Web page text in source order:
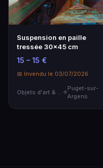
Suspension en paille
tressée 30x45 cm
15 – 15 €
📅 Invendu le 03/07/2026
Objets d'art & Curiosités
Puget-sur-
Argens